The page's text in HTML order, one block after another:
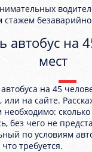
стажем
автобус на
мест
на 45
или на сайте.
без чего не
по условиям
требуется.